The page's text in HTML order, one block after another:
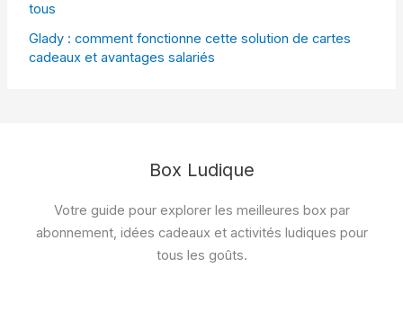
tous
Glady : comment fonctionne cette solution de cartes
cadeaux et avantages salariés
Box Ludique
Votre guide pour explorer les meilleures box par
abonnement, idées cadeaux et activités ludiques pour
tous les goûts.